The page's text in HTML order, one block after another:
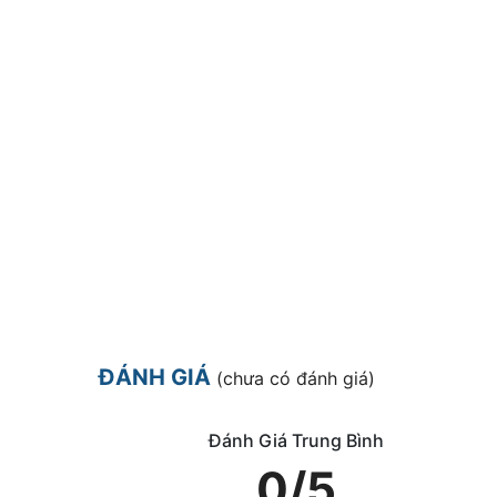
ĐÁNH GIÁ (chưa có đánh giá)
Đánh Giá Trung Bình